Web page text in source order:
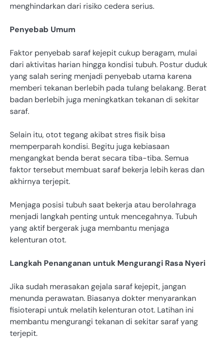
menghindarkan dari risiko cedera serius.
Penyebab Umum
Faktor penyebab saraf kejepit cukup beragam, mulai
dari aktivitas harian hingga kondisi tubuh. Postur duduk
yang salah sering menjadi penyebab utama karena
memberi tekanan berlebih pada tulang belakang. Berat
badan berlebih juga meningkatkan tekanan di sekitar
saraf.
Selain itu, otot tegang akibat stres fisik bisa
memperparah kondisi. Begitu juga kebiasaan
mengangkat benda berat secara tiba-tiba. Semua
faktor tersebut membuat saraf bekerja lebih keras dan
akhirnya terjepit.
Menjaga posisi tubuh saat bekerja atau berolahraga
menjadi langkah penting untuk mencegahnya. Tubuh
yang aktif bergerak juga membantu menjaga
kelenturan otot.
Langkah Penanganan untuk Mengurangi Rasa Nyeri
Jika sudah merasakan gejala saraf kejepit, jangan
menunda perawatan. Biasanya dokter menyarankan
fisioterapi untuk melatih kelenturan otot. Latihan ini
membantu mengurangi tekanan di sekitar saraf yang
terjepit.